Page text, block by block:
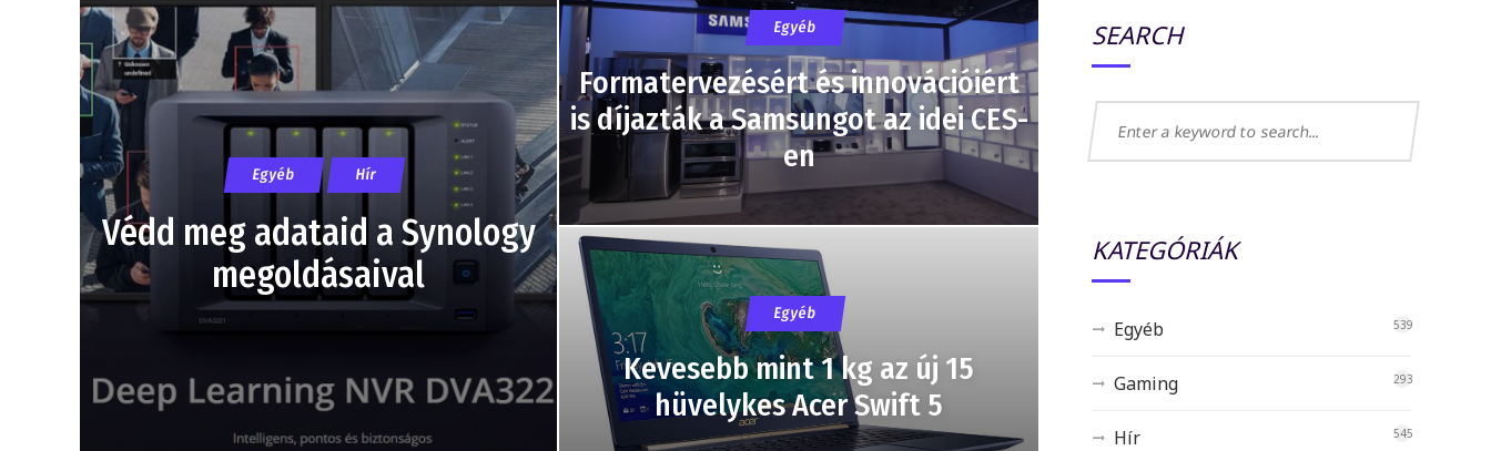
Egyéb Hír
Védd meg adataid a Synology
megoldásaival
Egyéb
Formatervezésért és innovációiért
is díjazták a Samsungot az idei CES-
en
Egyéb
Kevesebb mint 1 kg az új 15
hüvelykes Acer Swift 5
SEARCH
KATEGÓRIÁK
Egyéb 539
Gaming 293
Hír 545